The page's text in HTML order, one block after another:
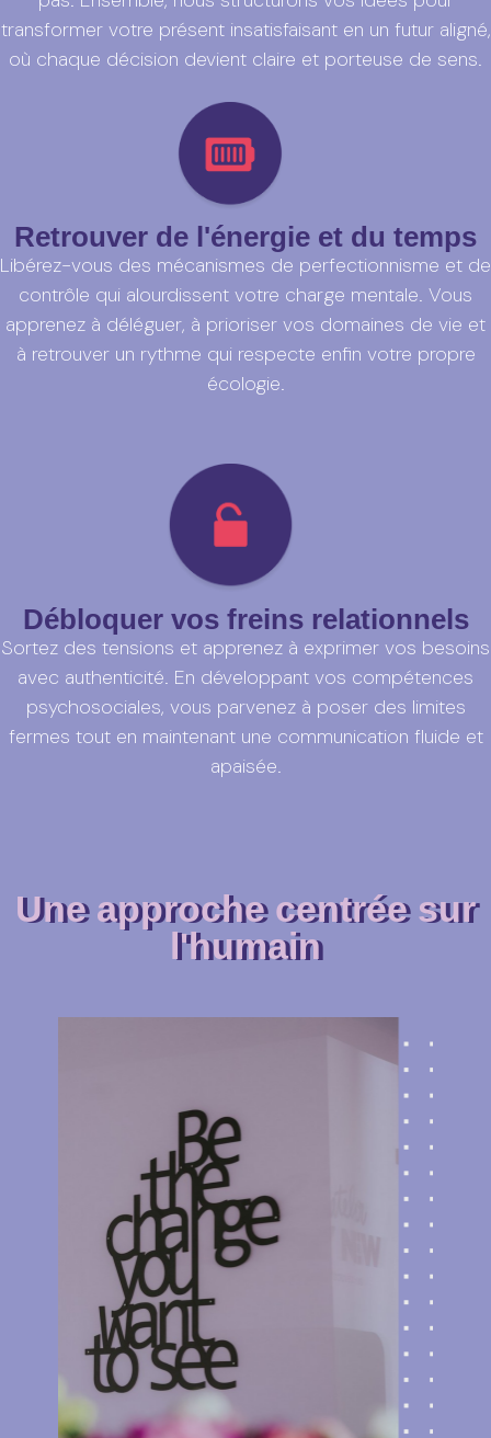
transformer votre présent insatisfaisant en un futur aligné,
où chaque décision devient claire et porteuse de sens.
Retrouver de l'énergie et du temps
Libérez-vous des mécanismes de perfectionnisme et de
contrôle qui alourdissent votre charge mentale. Vous
apprenez à déléguer, à prioriser vos domaines de vie et
à retrouver un rythme qui respecte enfin votre propre
écologie.
Débloquer vos freins relationnels
Sortez des tensions et apprenez à exprimer vos besoins
avec authenticité. En développant vos compétences
psychosociales, vous parvenez à poser des limites
fermes tout en maintenant une communication fluide et
apaisée.
Une approche centrée sur
l'humain